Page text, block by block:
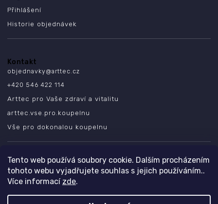
Tento web používá soubory cookie. Dalším procházením
tohoto webu vyjadřujete souhlas s jejich používáním..
Více informací zde.
Přihlášení
Historie objednávek
Kontakt
objednavky@arttec.cz
+420 546 422 114
Arttec pro Vaše zdraví a vitalitu
arttec.vse.pro.koupelnu
Vše pro dokonalou koupelnu
SLEDUJTE NÁS